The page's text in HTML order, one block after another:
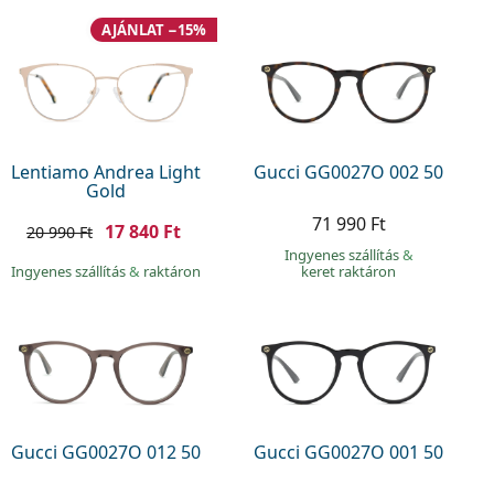
Lentiamo Andrea Light
Gold
AJÁNLAT −15%
20 990 Ft 17 840 Ft
Ingyenes szállítás& raktáron
Gucci GG0027O 002 50
71 990 Ft
Ingyenes szállítás&
keret raktáron
Gucci GG0027O 012 50 Gucci GG0027O 001 50